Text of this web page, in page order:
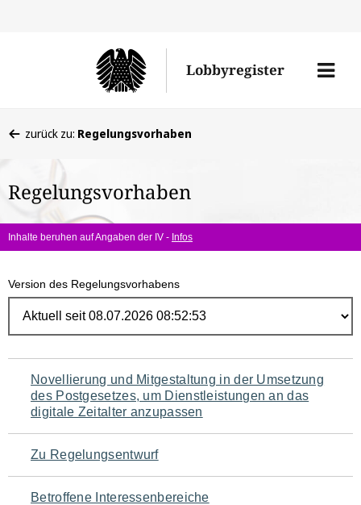
Lobbyregister
Menü
befinden
hier:
zurück zu: Regelungsvorhaben
Regelungsvorhaben
Inhalte beruhen auf Angaben der IV - Infos
Version des Regelungsvorhabens
Navigation
für
den
Seiteninhalt
Novellierung und Mitgestaltung in der Umsetzung
des Postgesetzes, um Dienstleistungen an das
digitale Zeitalter anzupassen
Zu Regelungsentwurf
Betroffene Interessenbereiche